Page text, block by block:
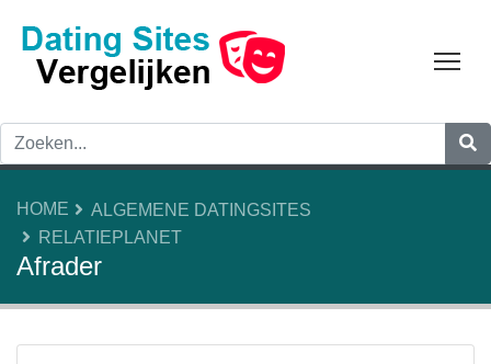
HOME
ALGEMENE DATINGSITES
RELATIEPLANET
Afrader